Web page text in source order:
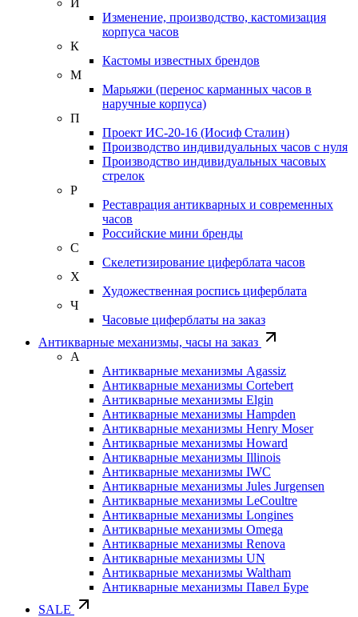
И
Изменение, производство, кастомизация
корпуса часов
К
Кастомы известных брендов
М
Марьяжи (перенос карманных часов в
наручные корпуса)
П
Проект ИС-20-16 (Иосиф Сталин)
Производство индивидуальных часов с нуля
Производство индивидуальных часовых
стрелок
Р
Реставрация антикварных и современных
часов
Российские мини бренды
С
Скелетизирование циферблата часов
Х
Художественная роспись циферблата
Ч
Часовые циферблаты на заказ
Антикварные механизмы, часы на заказ
А
Антикварные механизмы Agassiz
Антикварные механизмы Cortebert
Антикварные механизмы Elgin
Антикварные механизмы Hampden
Антикварные механизмы Henry Moser
Антикварные механизмы Howard
Антикварные механизмы Illinois
Антикварные механизмы IWC
Антикварные механизмы Jules Jurgensen
Антикварные механизмы LeCoultre
Антикварные механизмы Longines
Антикварные механизмы Omega
Антикварные механизмы Renova
Антикварные механизмы UN
Антикварные механизмы Waltham
Антикварные механизмы Павел Буре
SALE